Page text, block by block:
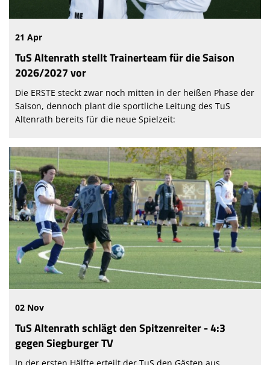
21 Apr
TuS Altenrath stellt Trainerteam für die Saison
2026/2027 vor
Die ERSTE steckt zwar noch mitten in der heißen Phase der
Saison, dennoch plant die sportliche Leitung des TuS
Altenrath bereits für die neue Spielzeit:
02 Nov
TuS Altenrath schlägt den Spitzenreiter - 4:3
gegen Siegburger TV